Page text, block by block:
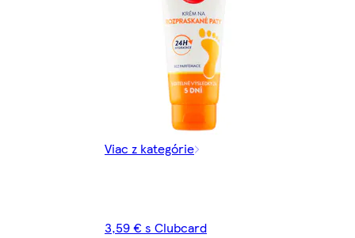
Viac z kategórie
3,59 € s Clubcard